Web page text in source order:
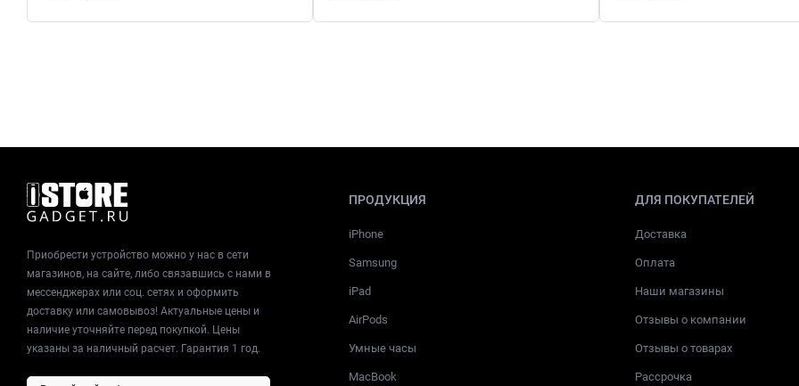
Приобрести устройство можно у нас в сети
магазинов, на сайте, либо связавшись с нами в
мессенджерах или соц. сетях и оформить
доставку или самовывоз! Актуальные цены и
наличие уточняйте перед покупкой. Цены
указаны за наличный расчет. Гарантия 1 год.
ПРОДУКЦИЯ
iPhone
Samsung
iPad
AirPods
Умные часы
MacBook
ДЛЯ ПОКУПАТЕЛЕЙ
Доставка
Оплата
Наши магазины
Отзывы о компании
Отзывы о товарах
Рассрочка